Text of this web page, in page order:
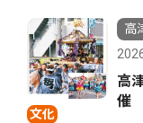
文化
高
高
催